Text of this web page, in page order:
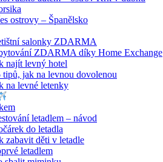
ostrovy – Španělsko
salonky ZDARMA
ZDARMA díky Home Exchange
najít levný hotel
tipů, jak na levnou dovolenou
na levné letenky
letadlem – návod
do letadla
zabavit děti v letadle
letadlem